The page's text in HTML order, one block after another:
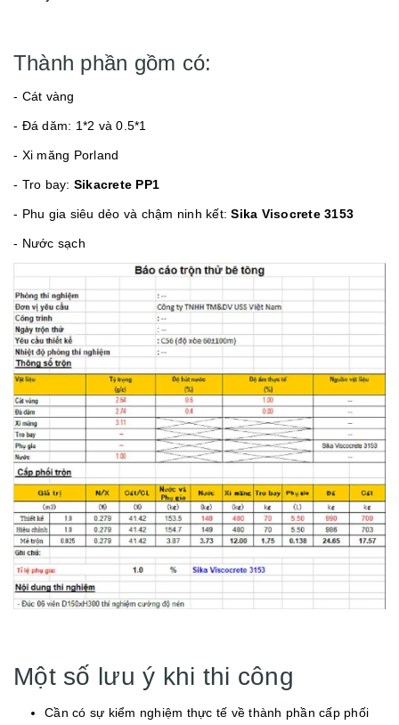
Thành phần gồm có:
- Cát vàng
- Đá dăm: 1*2 và 0.5*1
- Xi măng Porland
- Tro bay: Sikacrete PP1
- Phu gia siêu dẻo và chậm ninh kết:Sika Visocrete 3153
- Nước sạch
Một số lưu ý khi thi công
Cần có sự kiểm nghiệm thực tế về thành phần cấp phối